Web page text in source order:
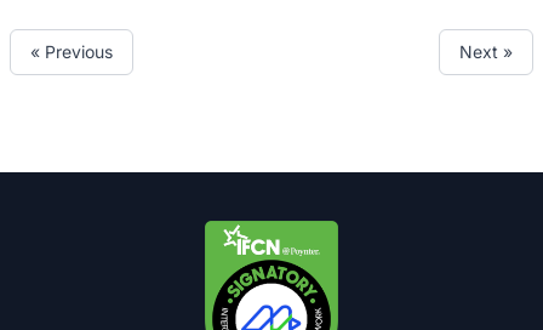
« Previous Next »